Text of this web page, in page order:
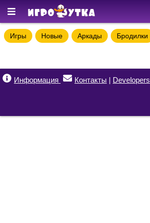
Игры Новые Аркады Бродилки
Информация Контакты | Developers